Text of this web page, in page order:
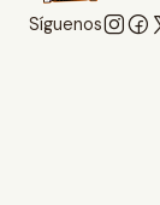
Síguenos